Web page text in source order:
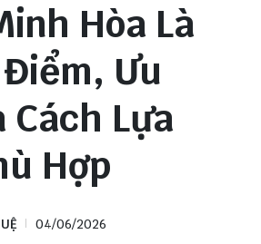
Hòa Là
Ưu
Cách Lựa
Hợp
04/06/2026